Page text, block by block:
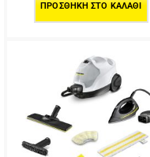
ΠΡΟΣΘΉΚΗ ΣΤΟ ΚΑΛΆΘΙ